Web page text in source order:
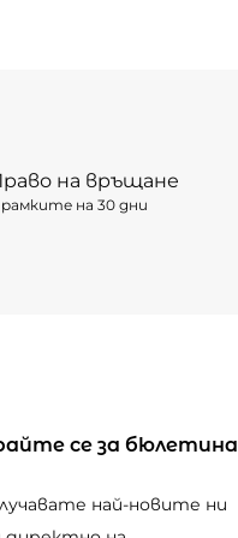
на връщане
рамките на 30 дни
се за бюлетина
най-новите ни